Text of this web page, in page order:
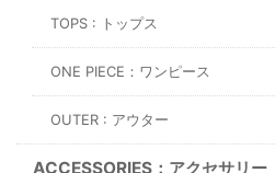
TOPS : トップス
ONE PIECE：ワンピース
OUTER : アウター
ACCESSORIES：アクセサリー